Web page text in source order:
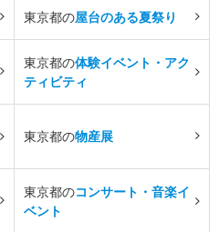
東京都の屋台のある夏祭り
東京都の体験イベント・アク
ティビティ
東京都の物産展
東京都のコンサート・音楽イ
ベント